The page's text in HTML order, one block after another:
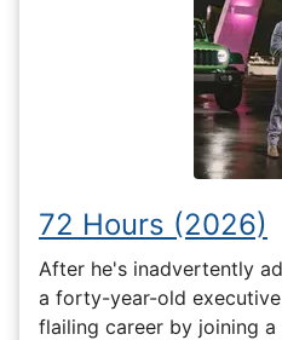
72 Hours (2026)
After he's inadvertently
a forty-year-old
flailing career by joining